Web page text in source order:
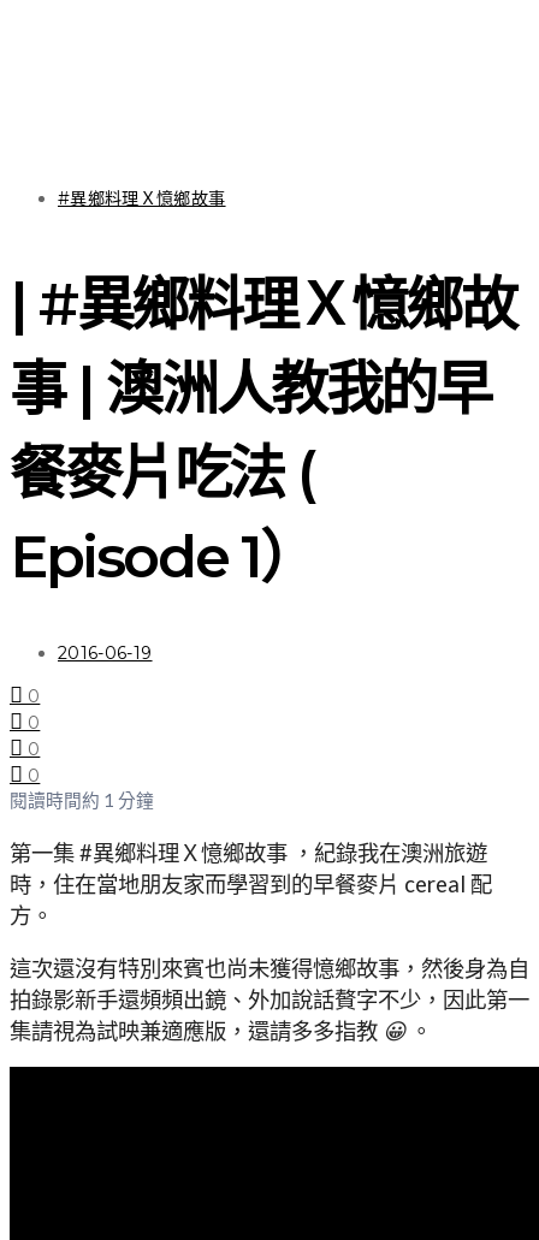
#異鄉料理Ｘ憶鄉故事
| #異鄉料理Ｘ憶鄉故
事 | 澳洲人教我的早
餐麥片吃法 (
Episode 1）
2016-06-19
0
0
0
0
閱讀時間約 1 分鐘
第一集 #異鄉料理Ｘ憶鄉故事 ，紀錄我在澳洲旅遊
時，住在當地朋友家而學習到的早餐麥片 cereal 配
方。
這次還沒有特別來賓也尚未獲得憶鄉故事，然後身為自
拍錄影新手還頻頻出鏡、外加說話贅字不少，因此第一
集請視為試映兼適應版，還請多多指教 😀。